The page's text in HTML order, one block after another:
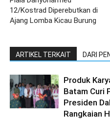
12/Kostrad Diperebutkan di
Ajang Lomba Kicau Burung
ARTIKEL TERKAIT DARI
Produk
Batam Curi
Presiden
Rangkaian